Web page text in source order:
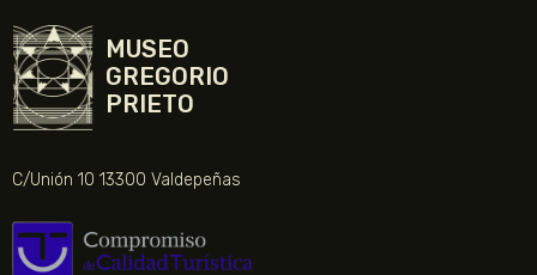
MUSEO
GREGORIO
PRIETO
C/Unión 10 13300 Valdepeñas